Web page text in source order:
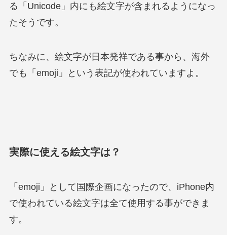
る「Unicode」内にも絵文字が含まれるようになっ
たそうです。
ちなみに、絵文字が日本発祥である事から、海外
でも「emoji」という表記が使われていますよ。
実際に使える絵文字は？
「emoji」として国際企画になったので、iPhone内
で使われている絵文字は全て使用する事ができま
す。